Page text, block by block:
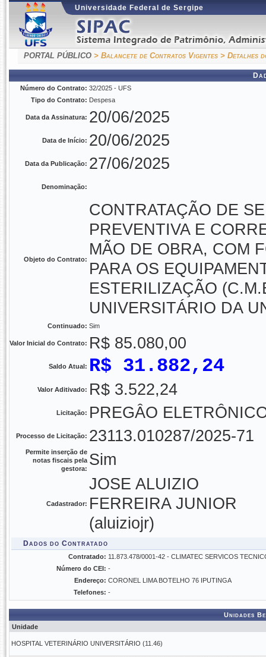
Universidade Federal de Sergipe
PORTAL PÚBLICO > Balancete de Contratos Vigentes > Detalhes
Número do Contrato: 32/2025 - UFS
Tipo do Contrato: Despesa
Data da Assinatura: 20/06/2025
Data de Início: 20/06/2025
Data da Publicação: 27/06/2025
Denominação:
Objeto do Contrato:
CONTRATAÇÃO DE
PREVENTIVA E
MÃO DE OBRA, COM
PARA OS
ESTERILIZAÇÃO
UNIVERSITÁRIO DA
Continuado: Sim
Valor Inicial do Contrato: R$ 85.080,00
Saldo Atual: R$ 31.882,24
Valor Aditivado: R$ 3.522,24
Licitação: PREGÂO
Processo de Licitação: 23113.010287/2025-71
Permite inserção de
notas fiscais pela
gestora: Sim
Cadastrador:
JOSE ALUIZIO
FERREIRA JUNIOR
(aluiziojr)
Dados do Contratado
Contratado: 11.873.478/0001-42 - CLIMATEC SERVICOS
Número do CEI: -
Endereço: CORONEL LIMA BOTELHO 76 IPUTINGA
Telefones: -
Unidades
Unidade
HOSPITAL VETERINÁRIO UNIVERSITÁRIO (11.46)